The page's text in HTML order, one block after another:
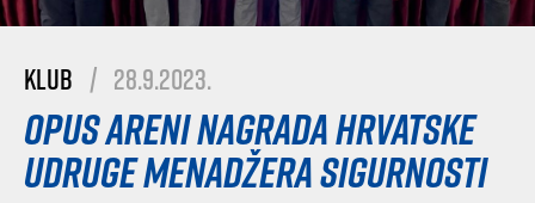
Klub | 28.9.2023.
Opus Areni nagrada Hrvatske
udruge menadžera sigurnosti